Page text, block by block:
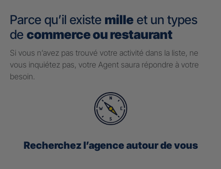
Parce qu’il existe mille et un types
de commerce ou restaurant
Si vous n’avez pas trouvé votre activité dans la liste, ne
vous inquiétez pas, votre Agent saura répondre à votre
besoin.
Recherchez l’agence autour de vous